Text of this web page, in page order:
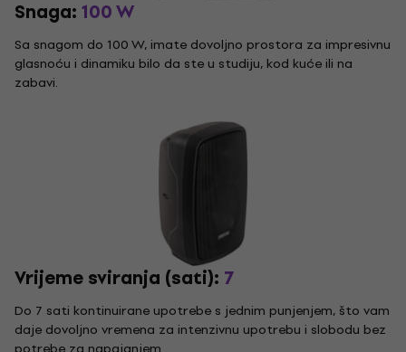
Snaga:100 W
Sa snagom do 100 W, imate dovoljno prostora za impresivnu
glasnoću i dinamiku bilo da ste u studiju, kod kuće ili na
zabavi.
Vrijeme sviranja (sati): 7
Do 7 sati kontinuirane upotrebe s jednim punjenjem, što vam
daje dovoljno vremena za intenzivnu upotrebu i slobodu bez